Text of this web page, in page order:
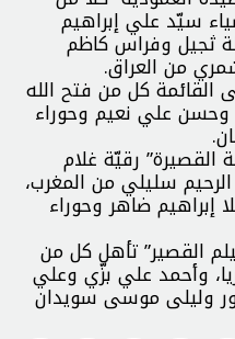
سيّد علي إبراهيم
ثجيل وفراس كاظم
من العراق.
القائمة كل من فتح الله
وحسن علي نعيم وحوراء
رقيّة غلام
سليلي من المغرب،
ضاهر وحوراء
القصير” تأهل كل من
وأحمد علي بزّي وعلي
وليلى موسى سويدان